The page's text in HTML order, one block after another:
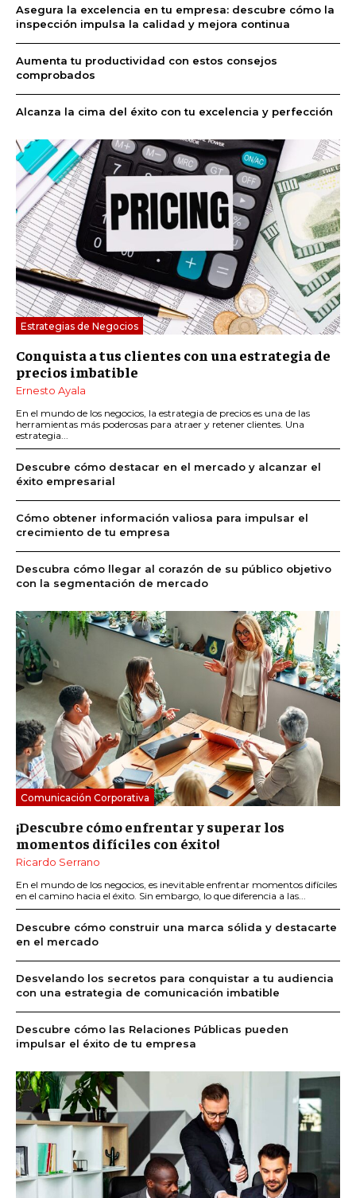
Asegura la excelencia en tu empresa: descubre cómo la
inspección impulsa la calidad y mejora continua
Aumenta tu productividad con estos consejos
comprobados
Alcanza la cima del éxito con tu excelencia y perfección
Estrategias de Negocios
Conquista a tus clientes con una estrategia de
precios imbatible
Ernesto Ayala
En el mundo de los negocios, la estrategia de precios es una de las
herramientas más poderosas para atraer y retener clientes. Una
estrategia...
Descubre cómo destacar en el mercado y alcanzar el
éxito empresarial
Cómo obtener información valiosa para impulsar el
crecimiento de tu empresa
Descubra cómo llegar al corazón de su público objetivo
con la segmentación de mercado
Comunicación Corporativa
¡Descubre cómo enfrentar y superar los
momentos difíciles con éxito!
Ricardo Serrano
En el mundo de los negocios, es inevitable enfrentar momentos difíciles
en el camino hacia el éxito. Sin embargo, lo que diferencia a las...
Descubre cómo construir una marca sólida y destacarte
en el mercado
Desvelando los secretos para conquistar a tu audiencia
con una estrategia de comunicación imbatible
Descubre cómo las Relaciones Públicas pueden
impulsar el éxito de tu empresa